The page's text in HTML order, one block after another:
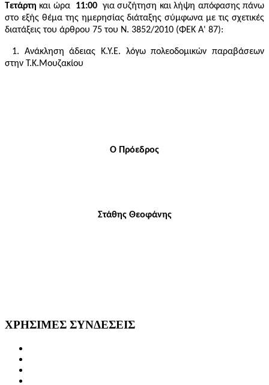
Τετάρτη και ώρα 11:00 για συζήτηση και λήψη απόφασης πάνω
στο εξής θέμα της ημερησίας διάταξης σύμφωνα με τις σχετικές
διατάξεις του άρθρου 75 του Ν. 3852/2010 (ΦΕΚ Α' 87):
1. Ανάκληση άδειας Κ.Υ.Ε. λόγω πολεοδομικών παραβάσεων
στην Τ.Κ.Μουζακίου
Ο Πρόεδρος
Στάθης Θεοφάνης
ΧΡΗΣΙΜΕΣ ΣΥΝΔΕΣΕΙΣ